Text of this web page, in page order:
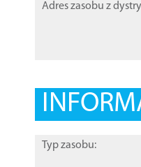
Adres zasobu z
Typ zasobu: